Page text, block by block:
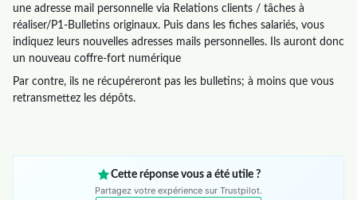
une adresse mail personnelle via Relations clients / tâches à
réaliser/P1-Bulletins originaux. Puis dans les fiches salariés, vous
indiquez leurs nouvelles adresses mails personnelles. Ils auront donc
un nouveau coffre-fort numérique
Par contre, ils ne récupéreront pas les bulletins; à moins que vous
retransmettez les dépôts.
Cette réponse vous a été utile ?
Partagez votre expérience sur Trustpilot.